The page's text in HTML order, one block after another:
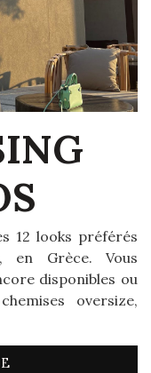
12 looks préférés
en Grèce. Vous
disponibles ou
oversize,